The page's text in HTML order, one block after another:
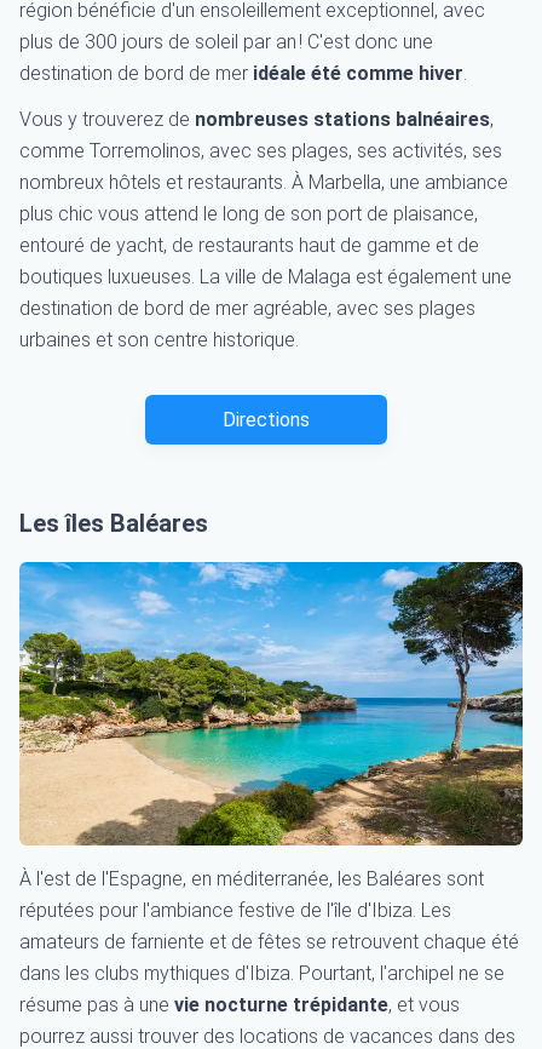
région bénéficie d'un ensoleillement exceptionnel, avec
plus de 300 jours de soleil par an ! C'est donc une
destination de bord de mer idéale été comme hiver
Vous y trouverez de nombreuses stations balnéaires,
comme Torremolinos, avec ses plages, ses activités, ses
nombreux hôtels et restaurants. À Marbella, une ambiance
plus chic vous attend le long de son port de plaisance,
entouré de yacht, de restaurants haut de gamme et de
boutiques luxueuses. La ville de Malaga est également une
destination de bord de mer agréable, avec ses plages
urbaines et son centre historique.
Directions
Les îles Baléares
À l'est de l'Espagne, en méditerranée, les Baléares sont
réputées pour l'ambiance festive de l'île d'Ibiza. Les
amateurs de farniente et de fêtes se retrouvent chaque été
dans les clubs mythiques d'Ibiza. Pourtant, l'archipel ne se
résume pas à une vie nocturne trépidante, et vous
pourrez aussi trouver des locations de vacances dans des